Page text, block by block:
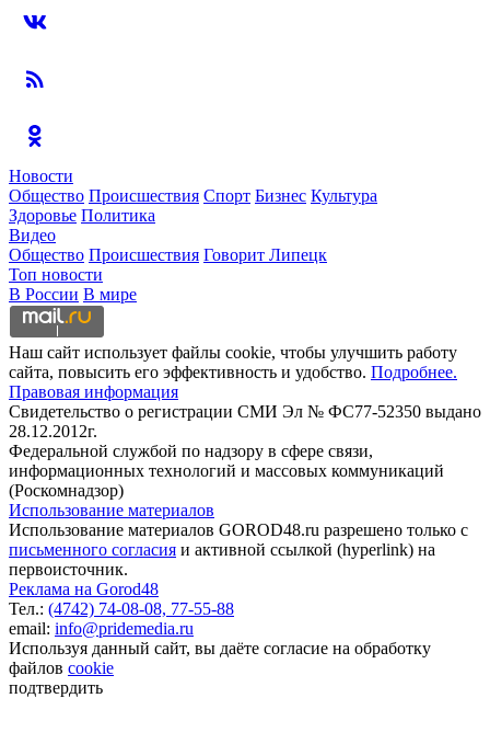
Новости
Общество Происшествия Спорт Бизнес Культура
Здоровье Политика
Видео
Общество Происшествия Говорит Липецк
Топ новости
В России В мире
Наш сайт использует файлы cookie, чтобы улучшить работу
сайта, повысить его эффективность и удобство. Подробнее.
Правовая информация
Свидетельство о регистрации СМИ Эл № ФС77-52350 выдано
28.12.2012г.
Федеральной службой по надзору в сфере связи,
информационных технологий и массовых коммуникаций
(Роскомнадзор)
Использование материалов
Использование материалов GOROD48.ru разрешено только с
письменного согласия и активной ссылкой (hyperlink) на
первоисточник.
Реклама на Gorod48
Тел.: (4742) 74-08-08, 77-55-88
email: info@pridemedia.ru
Используя данный сайт, вы даёте согласие на обработку
файлов cookie
подтвердить